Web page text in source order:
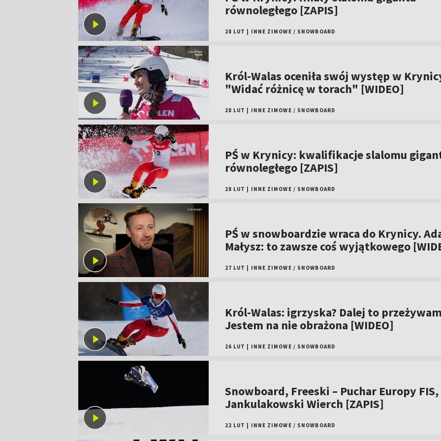
równoległego [ZAPIS]
28 LUT INNE ZIMOWE / SNOWBOARD
Król-Walas oceniła swój występ w
"Widać różnicę w torach" [WIDEO]
28 LUT INNE ZIMOWE / SNOWBOARD
PŚ w Krynicy: kwalifikacje slalomu
równoległego [ZAPIS]
28 LUT INNE ZIMOWE / SNOWBOARD
PŚ w snowboardzie wraca do Krynicy.
Małysz: to zawsze coś wyjątkowego
27 LUT INNE ZIMOWE / SNOWBOARD
Król-Walas: igrzyska? Dalej to
Jestem na nie obrażona [WIDEO]
26 LUT INNE ZIMOWE / SNOWBOARD
Snowboard, Freeski – Puchar Europy FIS,
Jankulakowski Wierch [ZAPIS]
22 LUT INNE ZIMOWE / SNOWBOARD